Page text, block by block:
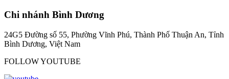
Chi nhánh Bình Dương
24G5 Đường số 55, Phường Vĩnh Phú, Thành Phố Thuận An, Tỉnh
Bình Dương, Việt Nam
FOLLOW YOUTUBE